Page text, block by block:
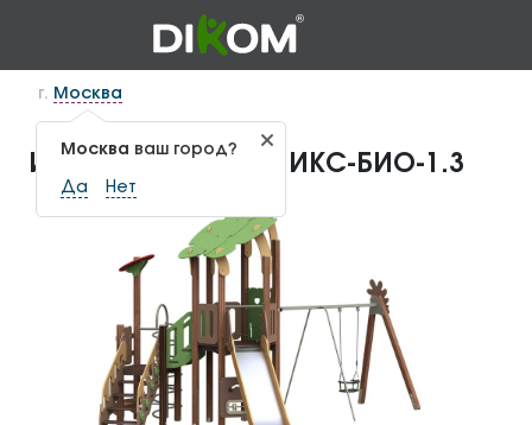
г. Москва
Москва ваш город?
Да Нет
Игровой комплекс ИКС-БИО-1.3